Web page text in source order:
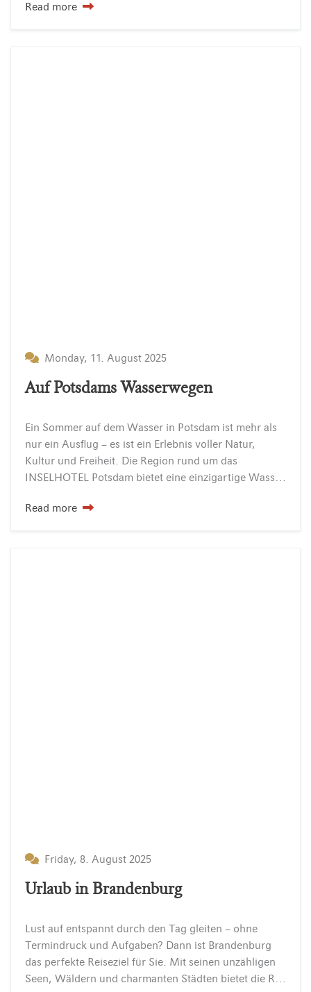
Read more
Monday, 11. August 2025
Auf Potsdams Wasserwegen
Ein Sommer auf dem Wasser in Potsdam ist mehr als
nur ein Ausflug – es ist ein Erlebnis voller Natur,
Kultur und Freiheit. Die Region rund um das
INSELHOTEL Potsdam bietet eine einzigartige Wasserlandschaft mit über 20 Seen und mehr…
Read more
Friday, 8. August 2025
Urlaub in Brandenburg
Lust auf entspannt durch den Tag gleiten – ohne
Termindruck und Aufgaben? Dann ist Brandenburg
das perfekte Reiseziel für Sie. Mit seinen unzähligen
Seen, Wäldern und charmanten Städten bietet die Region ideale Bedingungen für Naturliebhaber, Aktivurlauber und Erholungssuchende. Aktiv unterwegs:…